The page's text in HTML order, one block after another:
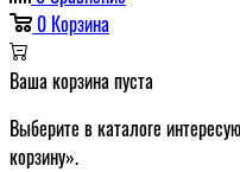
0 Корзина
Ваша корзина пуста
Выберите в каталоге
корзину».